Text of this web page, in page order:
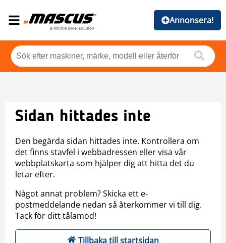
Annonsera!
Sidan hittades inte
Den begärda sidan hittades inte. Kontrollera om
det finns stavfel i webbadressen eller visa vår
webbplatskarta som hjälper dig att hitta det du
letar efter.
Något annat problem? Skicka ett e-
postmeddelande nedan så återkommer vi till dig.
Tack för ditt tålamod!
Tillbaka till startsidan